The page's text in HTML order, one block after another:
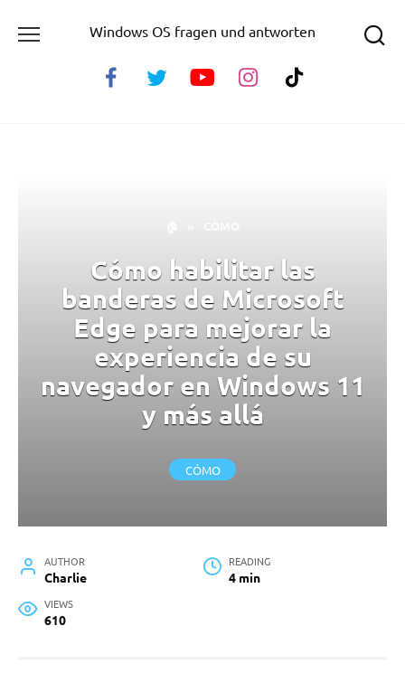
Windows OS fragen und antworten
Cómo habilitar las
banderas de Microsoft
Edge para mejorar la
experiencia de su
navegador en Windows 11
y más allá
CÓMO
AUTHOR
Charlie
READING
4 min
VIEWS
610